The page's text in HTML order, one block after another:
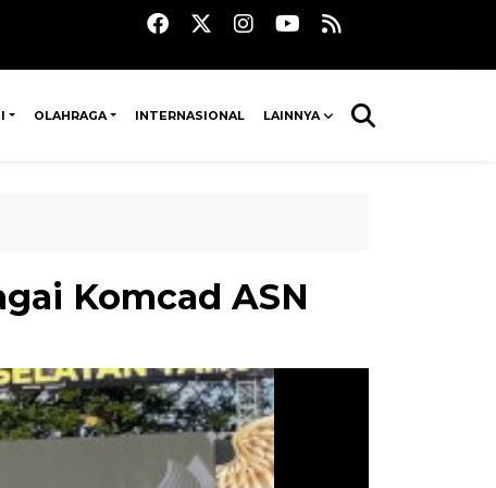
OLAHRAGA INTERNASIONAL LAINNYA
Komcad ASN